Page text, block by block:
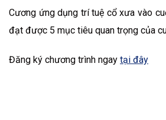
Cương ứng dụng trí tuệ cổ xưa vào
đạt được 5 mục tiêu quan trọng của
Đăng ký chương trình ngay tại đây